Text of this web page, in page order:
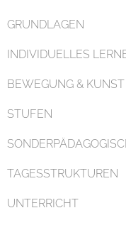
GRUNDLAGEN
INDIVIDUELLES
BEWEGUNG & KUNST
STUFEN
TAGESSTRUKTUREN
UNTERRICHT